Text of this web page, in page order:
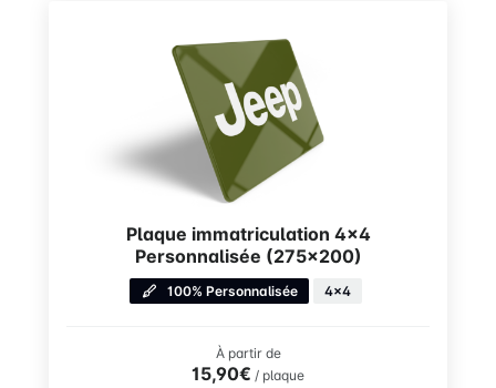
Plaque immatriculation 4×4
Personnalisée (275×200)
100% Personnalisée 4x4
À partir de
15,90€ / plaque